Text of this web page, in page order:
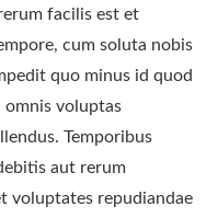
facilis est et
cum soluta nobis
quo minus id quod
omnis voluptas
Temporibus
aut rerum
voluptates repudiandae